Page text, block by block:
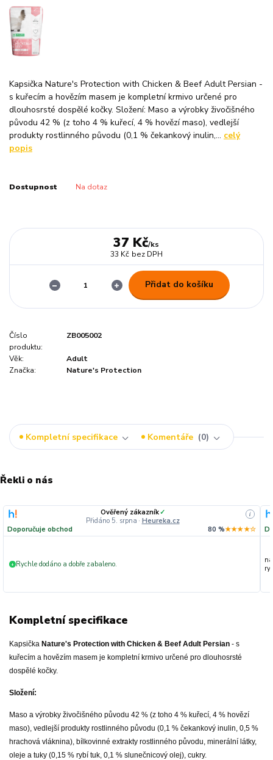
Kapsička Nature's Protection with Chicken & Beef Adult Persian -
s kuřecím a hovězím masem je kompletní krmivo určené pro
dlouhosrsté dospělé kočky. Složení: Maso a výrobky živočišného
původu 42 % (z toho 4 % kuřecí, 4 % hovězí maso), vedlejší
produkty rostlinného původu (0,1 % čekankový inulin,... celý
popis
Dostupnost Na dotaz
37 Kč/ks
33 Kč bez DPH
Přidat do košíku
Číslo
produktu:
ZB005002
Věk:
Adult
Značka:
Nature's Protection
Kompletní specifikace Komentáře 0
Řekli o nás
Ověřený zákazník✓
Přidáno 5. srpna · Heureka.cz
i
Doporučuje obchod 80 %★★★★☆
+ Rychle dodáno a dobře zabaleno.
Kompletní specifikace
Kapsička Nature's Protection with Chicken & Beef Adult Persian - s
kuřecím a hovězím masem je kompletní krmivo určené pro dlouhosrsté
dospělé kočky.
Složení:
Maso a výrobky živočišného původu 42 % (z toho 4 % kuřecí, 4 % hovězí
maso), vedlejší produkty rostlinného původu (0,1 % čekankový inulin, 0,5 %
hrachová vláknina), bílkovinné extrakty rostlinného původu, minerální látky,
oleje a tuky (0,15 % rybí tuk, 0,1 % slunečnicový olej), cukry.